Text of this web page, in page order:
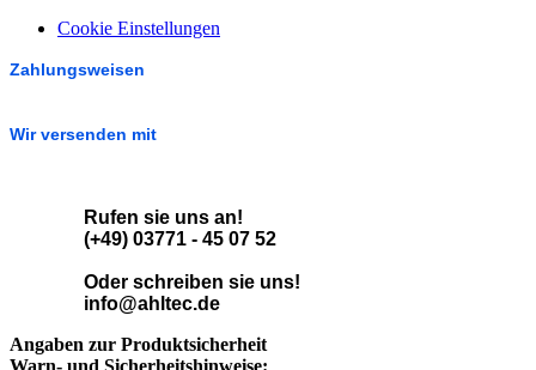
Cookie Einstellungen
Zahlungsweisen
Wir versenden mit
Rufen sie uns an!
(+49) 03771 - 45 07 52
Oder schreiben sie uns!
info@ahltec.de
Angaben zur Produktsicherheit